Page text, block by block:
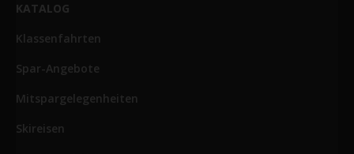
KATALOG
Klassenfahrten
Spar-Angebote
Mitspargelegenheiten
Skireisen